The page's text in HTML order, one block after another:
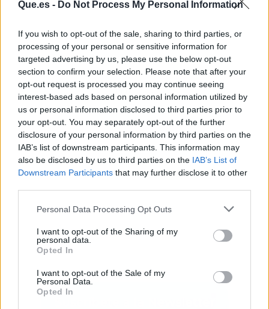
Que.es - Do Not Process My Personal Information
If you wish to opt-out of the sale, sharing to third parties, or
processing of your personal or sensitive information for
targeted advertising by us, please use the below opt-out
section to confirm your selection. Please note that after your
opt-out request is processed you may continue seeing
interest-based ads based on personal information utilized by
us or personal information disclosed to third parties prior to
your opt-out. You may separately opt-out of the further
disclosure of your personal information by third parties on the
IAB’s list of downstream participants. This information may
also be disclosed by us to third parties on the IAB’s List of
Downstream Participants that may further disclose it to other
Personal Data Processing Opt Outs
I want to opt-out of the Sharing of my
personal data.
Opted In
I want to opt-out of the Sale of my
Personal Data.
Opted In
Publicidad